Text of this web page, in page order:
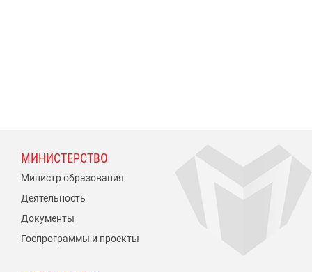
МИНИСТЕРСТВО
Министр образования
Деятельность
Документы
Госпрограммы и проекты